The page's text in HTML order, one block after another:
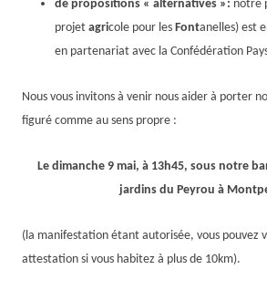
de propositions « alternatives »: notre
projet agricole pour les Fontanelles) est
en partenariat avec la Confédération
Nous vous invitons à venir nous aider à porter
figuré comme au sens propre :
Le dimanche 9 mai, à 13h45, sous notre
jardins du Peyrou à
(la manifestation étant autorisée, vous pouvez
attestation si vous habitez à plus de 10km).